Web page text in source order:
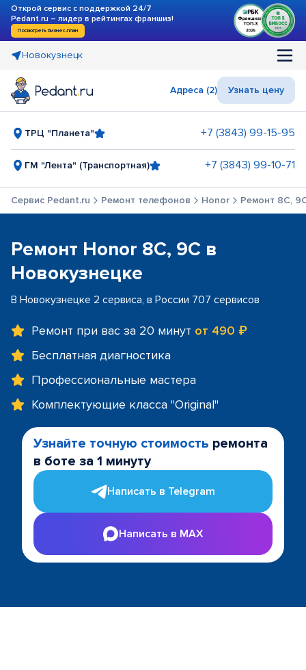
Открой сервис с поддержкой 24/7
Pedant.ru – лидер в рейтингах франшиз!
Посмотреть бизнес-план
Новокузнецк
Адреса (2) Узнать цену
ТРЦ "Планета" +7 (3843) 99-15-95
ГМ "Лента" (Транспортная) +7 (3843) 99-10-71
Сервис Pedant.ru Ремонт телефонов Honor Ремонт 8C,
Ремонт Honor 8C, 9C в
Новокузнецке
В Новокузнецке 2 сервиса, в России 707 сервисов
Ремонт при вас за 20 минут от 490 ₽
Бесплатная диагностика
Профессиональные мастера
Комплектующие класса "Original"
Узнайте точную стоимость ремонта
в боте за 1 минуту
Написать в Telegram
Написать в MAX